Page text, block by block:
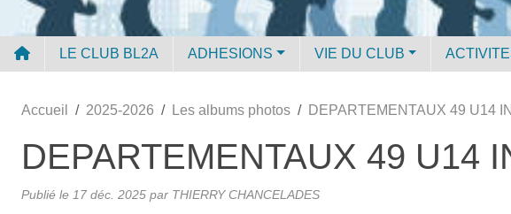
LE CLUB BL2A ADHESIONS VIE DU CLUB
Accueil 2025-2026 Les albums photos DEPARTEMENTAUX 49 U14
DEPARTEMENTAUX 49 U14
Publié le 17 déc. 2025 par THIERRY CHANCELADES